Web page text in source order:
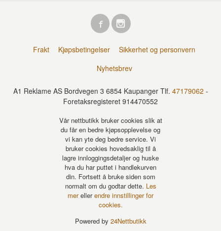
Frakt Kjøpsbetingelser
Sikkerhet og personvern
Nyhetsbrev
A1 Reklame AS Bordvegen 3 6854 Kaupanger Tlf. 47179062 -
Foretaksregisteret 914470552
Vår nettbutikk bruker cookies slik at
du får en bedre kjøpsopplevelse og
vi kan yte deg bedre service. Vi
bruker cookies hovedsaklig til å
lagre innloggingsdetaljer og huske
hva du har puttet i handlekurven
din. Fortsett å bruke siden som
normalt om du godtar dette. Les
merellerendre innstillinger for
cookies.
Powered by 24Nettbutikk